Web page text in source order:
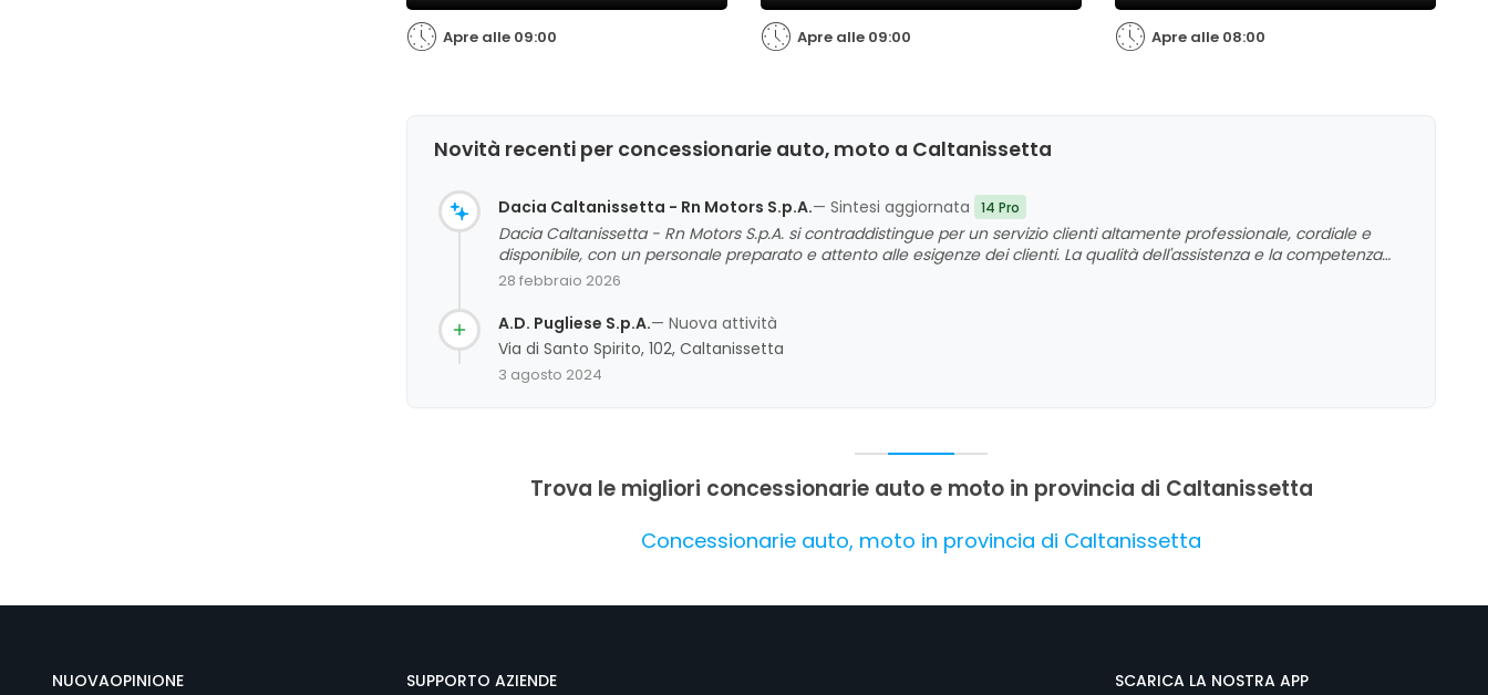
Apre alle 09:00 Apre alle 09:00 Apre alle 08:00
Novità recenti per concessionarie auto, moto a Caltanissetta
Dacia Caltanissetta - Rn Motors S.p.A.— Sintesi aggiornata 14 Pro
Dacia Caltanissetta - Rn Motors S.p.A. si contraddistingue per un servizio clienti altamente professionale, cordiale e
disponibile, con un personale preparato e attento alle esigenze dei clienti. La qualità dell'assistenza e la competenza
del team sono stati spesso riconosciuti come punti di forza, contribuendo a un'esperienza di acquisto positiva e
territorio nisseno.
28 febbraio 2026
A.D. Pugliese S.p.A.— Nuova attività
Via di Santo Spirito, 102, Caltanissetta
3 agosto 2024
Trova le migliori concessionarie auto e moto in provincia di Caltanissetta
Concessionarie auto, moto in provincia di Caltanissetta
NUOVAOPINIONE SUPPORTO AZIENDE SCARICA LA NOSTRA APP